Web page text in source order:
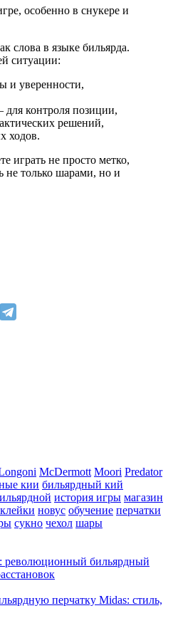
особенно в снукере и
слова в языке бильярда.
ситуации:
и уверенности,
контроля позиции,
решений,
ходов.
играть не просто метко,
не только шарами, но и
McDermott Moori Predator
кии бильярдный кий
история игры магазин
новус обучение перчатки
сукно чехол шары
революционный бильярдный
перчатку Midas: стиль,